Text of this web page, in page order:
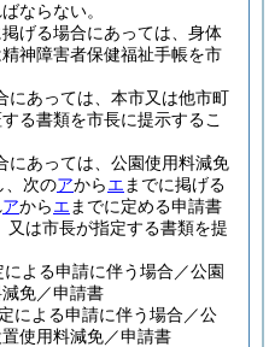
ならない。
掲げる場合にあっては、身体
神障害者保健福祉手帳を市
にあっては、本市又は他市町
る書類を市長に提示するこ
にあっては、公園使用料減免
、次のアからエ までに掲げる
アからエ までに定める申請書
又は市長が指定する書類を提
による申請に伴う場合／公園
免／申請書
による申請に伴う場合／公
使用料減免／申請書